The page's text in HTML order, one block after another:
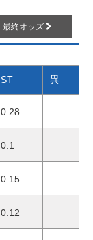
最終オッズ
ST 異
0.28
0.1
0.15
0.12